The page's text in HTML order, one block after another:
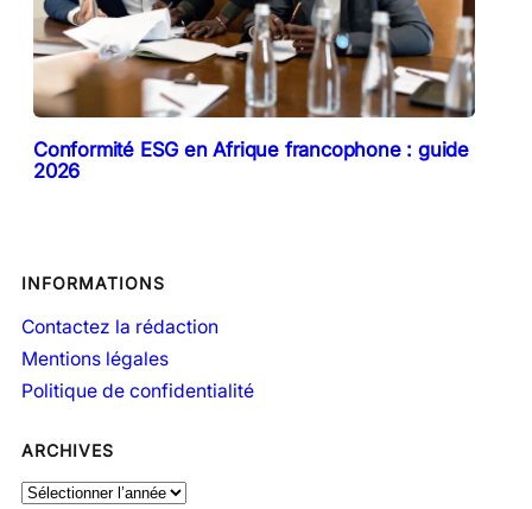
Conformité ESG en Afrique francophone : guide
2026
INFORMATIONS
Contactez la rédaction
Mentions légales
Politique de confidentialité
ARCHIVES
A